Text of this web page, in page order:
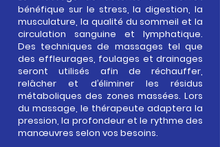
bénéfique sur le stress, la digestion, la
musculature, la qualité du sommeil et la
circulation sanguine et lymphatique.
Des techniques de massages tel que
des effleurages, foulages et drainages
seront utilisés afin de réchauffer,
relâcher et d’éliminer les résidus
métaboliques des zones massées. Lors
du massage, le thérapeute adaptera la
pression, la profondeur et le rythme des
manœuvres selon vos besoins.